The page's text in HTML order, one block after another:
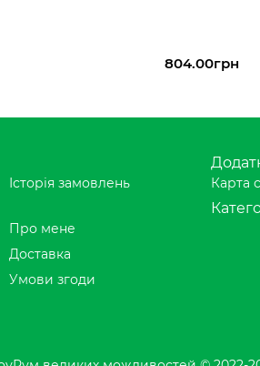
804.00грн
Історія замовлень Карта
Про мене
Доставка
Умови згоди